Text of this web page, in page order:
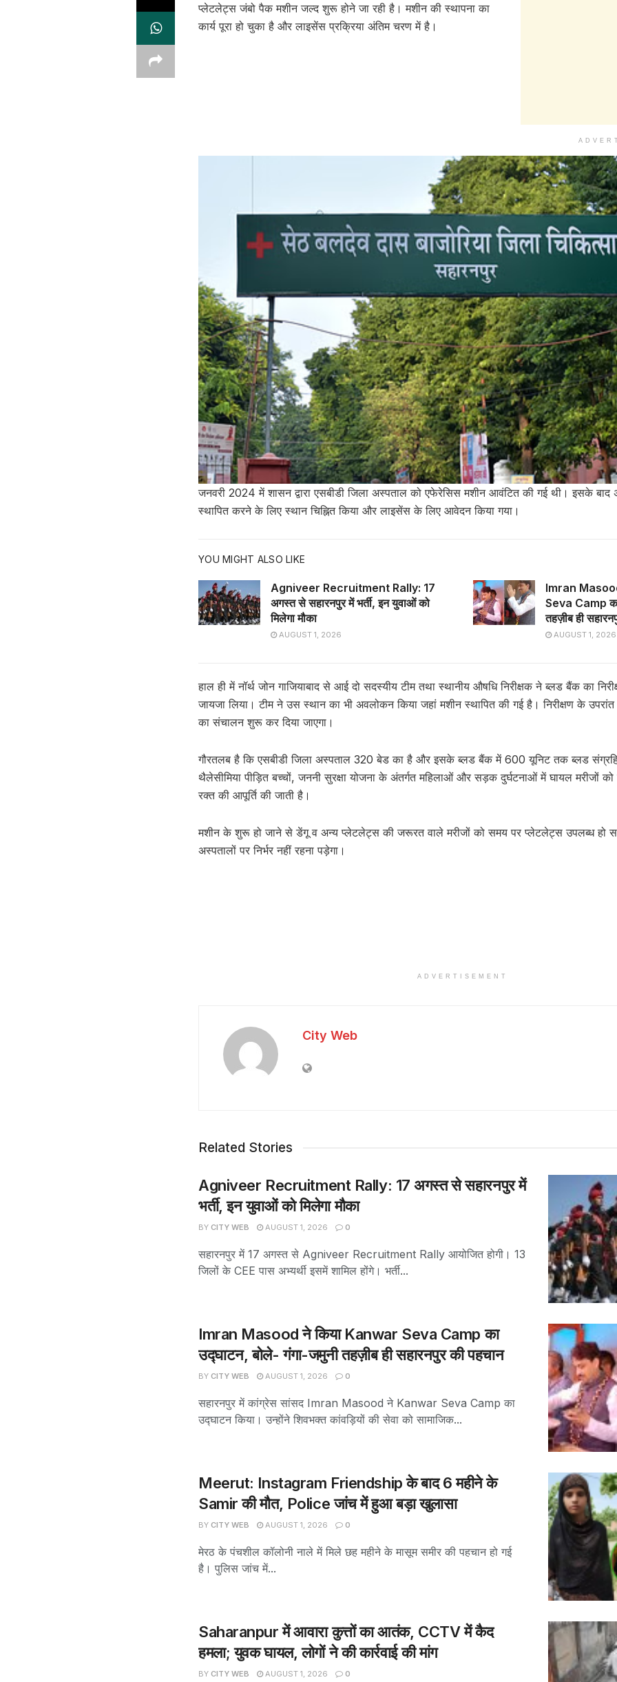
प्लेटलेट्स जंबो पैक मशीन जल्द शुरू होने जा रही है। मशीन की स्थापना का
कार्य पूरा हो चुका है और लाइसेंस प्रक्रिया अंतिम चरण में है।
जनवरी 2024 में शासन द्वारा एसबीडी जिला अस्पताल को एफेरेसिस मशीन आवंटित की गई थी। इसके
स्थापित करने के लिए स्थान चिह्नित किया और लाइसेंस के लिए आवेदन किया गया।
YOU MIGHT ALSO LIKE
Agniveer Recruitment Rally: 17
अगस्त से सहारनपुर में भर्ती, इन युवाओं को
मिलेगा मौका
AUGUST 1, 2026
Imran
Seva Camp
तहज़ीब ही
AUGUST 1, 2026
हाल ही में नॉर्थ जोन गाजियाबाद से आई दो सदस्यीय टीम तथा स्थानीय औषधि निरीक्षक ने ब्लड बैंक का
जायजा लिया। टीम ने उस स्थान का भी अवलोकन किया जहां मशीन स्थापित की गई है। निरीक्षण के उपरांत
का संचालन शुरू कर दिया जाएगा।
गौरतलब है कि एसबीडी जिला अस्पताल 320 बेड का है और इसके ब्लड बैंक में 600 यूनिट तक ब्लड
थैलेसीमिया पीड़ित बच्चों, जननी सुरक्षा योजना के अंतर्गत महिलाओं और सड़क दुर्घटनाओं में घायल मरीजों
रक्त की आपूर्ति की जाती है।
मशीन के शुरू हो जाने से डेंगू व अन्य प्लेटलेट्स की जरूरत वाले मरीजों को समय पर प्लेटलेट्स उपलब्ध हो
अस्पतालों पर निर्भर नहीं रहना पड़ेगा।
ADVERTISEMENT
City Web
Related Stories
Agniveer Recruitment Rally: 17 अगस्त से सहारनपुर में
भर्ती, इन युवाओं को मिलेगा मौका
BY CITY WEB AUGUST 1, 2026 0
सहारनपुर में 17 अगस्त से Agniveer Recruitment Rally आयोजित होगी। 13
जिलों के CEE पास अभ्यर्थी इसमें शामिल होंगे। भर्ती...
Imran Masood ने किया Kanwar Seva Camp का
उद्घाटन, बोले- गंगा-जमुनी तहज़ीब ही सहारनपुर की पहचान
BY CITY WEB AUGUST 1, 2026 0
सहारनपुर में कांग्रेस सांसद Imran Masood ने Kanwar Seva Camp का
उद्घाटन किया। उन्होंने शिवभक्त कांवड़ियों की सेवा को सामाजिक...
Meerut: Instagram Friendship के बाद 6 महीने के
Samir की मौत, Police जांच में हुआ बड़ा खुलासा
BY CITY WEB AUGUST 1, 2026 0
मेरठ के पंचशील कॉलोनी नाले में मिले छह महीने के मासूम समीर की पहचान हो गई
है। पुलिस जांच में...
Saharanpur में आवारा कुत्तों का आतंक, CCTV में कैद
हमला; युवक घायल, लोगों ने की कार्रवाई की मांग
BY CITY WEB AUGUST 1, 2026 0